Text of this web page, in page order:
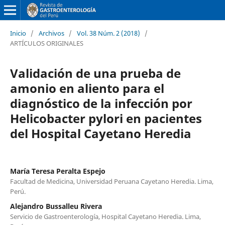
Inicio / Archivos / Vol. 38 Núm. 2 (2018)
/
ARTÍCULOS ORIGINALES
Validación de una prueba de
amonio en aliento para el
diagnóstico de la infección por
Helicobacter pylori en pacientes
del Hospital Cayetano Heredia
María Teresa Peralta Espejo
Facultad de Medicina, Universidad Peruana Cayetano Heredia. Lima,
Perú.
Alejandro Bussalleu Rivera
Servicio de Gastroenterología, Hospital Cayetano Heredia. Lima,